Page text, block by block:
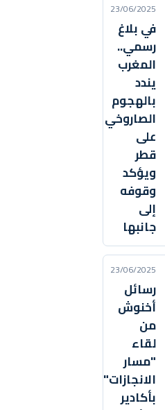
23/06/2025
في بلاغ
رسمي..
المغرب
يندد
بالهجوم
الصاروخي
على
قطر
ويؤكد
وقوفه
إلى
جانبها
23/06/2025
رسائل
أخنوش
من
لقاء
"مسار
الانجازات"
بأكادير